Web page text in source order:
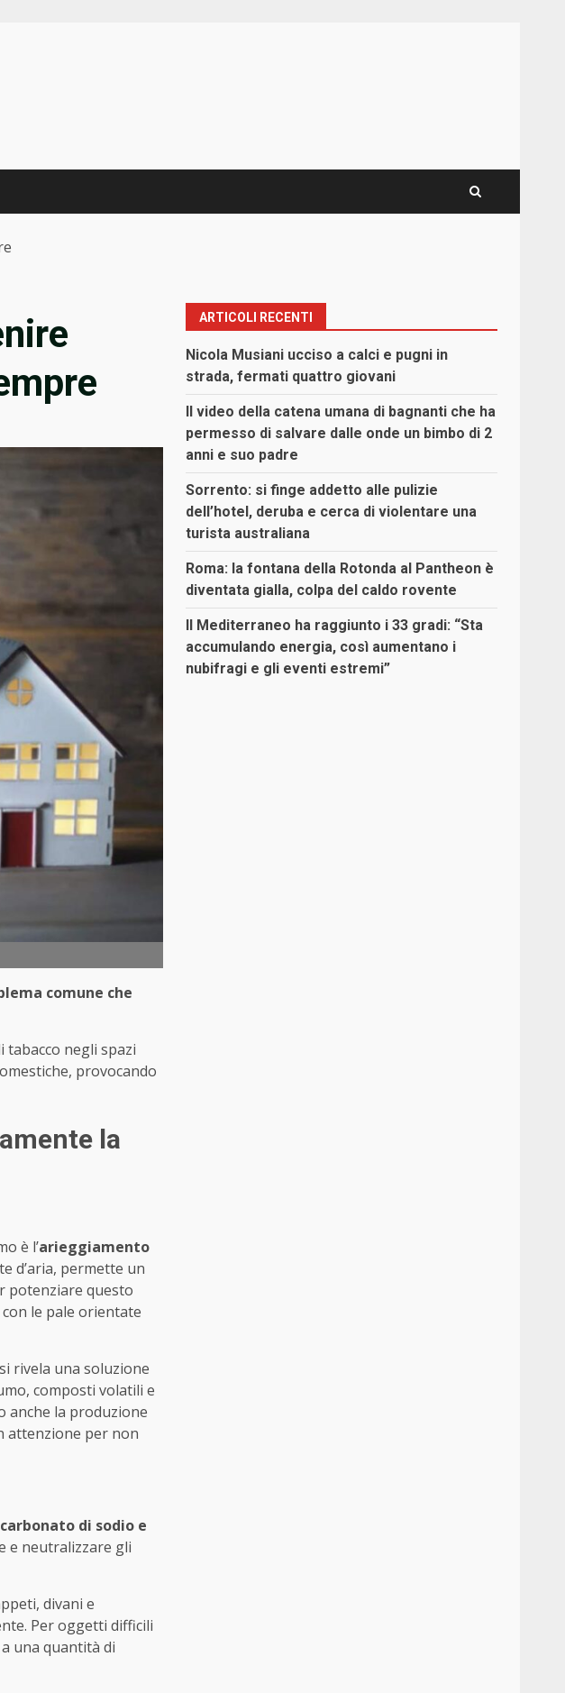
comune che
negli spazi
provocando
la
è l’arieggiamento
d’aria, permette un
potenziare questo
con le pale orientate
si rivela una soluzione
composti volatili e
anche la produzione
attenzione per non
di sodio e
e neutralizzare gli
divani e
Per oggetti difficili
una quantità di
ARTICOLI RECENTI
Nicola Musiani ucciso a calci e pugni in
strada, fermati quattro giovani
Il video della catena umana di bagnanti che ha
permesso di salvare dalle onde un bimbo di 2
anni e suo padre
Sorrento: si finge addetto alle pulizie
dell’hotel, deruba e cerca di violentare una
turista australiana
Roma: la fontana della Rotonda al Pantheon è
diventata gialla, colpa del caldo rovente
Il Mediterraneo ha raggiunto i 33 gradi: “Sta
accumulando energia, così aumentano i
nubifragi e gli eventi estremi”